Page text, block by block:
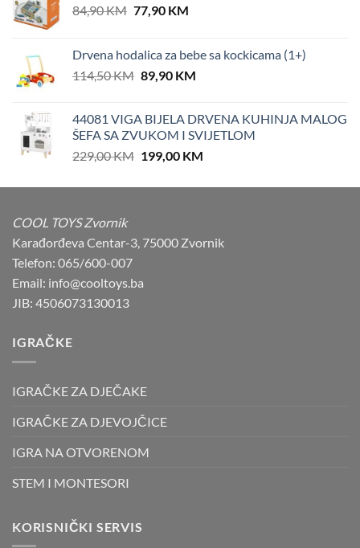
84,90KM Original
84,90 KM.
77,90 KMCurrent
77,90 KM.
Drvena hodalica za bebe sa kockicama (1+)
114,50KM Original
114,50 KM.
89,90 KMCurrent
89,90 KM.
44081 VIGA BIJELA DRVENA KUHINJA MALOG
ŠEFA SA ZVUKOM I SVIJETLOM
229,00KM Original
was:
199,00 KMCurrent
is:
COOL TOYS Zvornik
Karađorđeva Centar-3, 75000 Zvornik
Telefon: 065/600-007
Email: info@cooltoys.ba
JIB: 4506073130013
IGRAČKE
IGRAČKE ZA DJEČAKE
IGRAČKE ZA DJEVOJČICE
IGRA NA OTVORENOM
STEM I MONTESORI
KORISNIČKI SERVIS